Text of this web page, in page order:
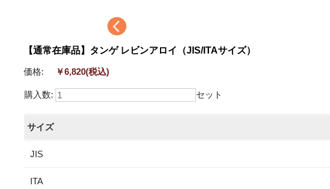
【通常在庫品】タンゲ レビンアロイ（JIS/ITAサイズ）
価格: ￥6,820(税込)
購入数: セット
サイズ
JIS
ITA